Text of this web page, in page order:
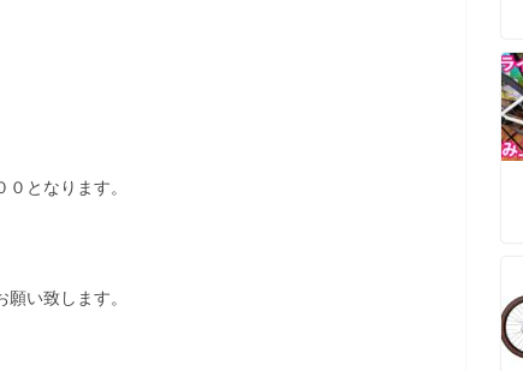
となります。
い致します。